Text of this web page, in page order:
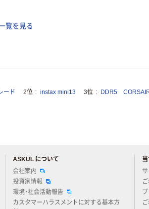
覧を見る
ード 2位 instax mini13 3位 DDR5
ASKUL について
会社案内
投資家情報
環境・社会活動報告
カスタマーハラスメントに対する基本方